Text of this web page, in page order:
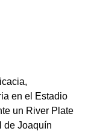
en el Estadio
un River Plate
de Joaquín